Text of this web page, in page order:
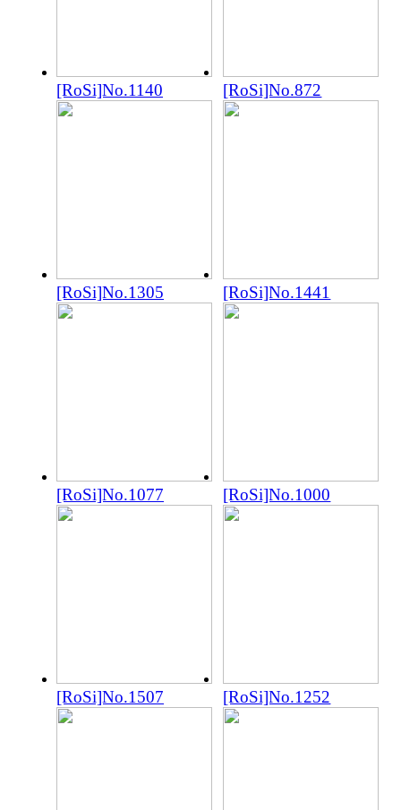
[RoSi]No.1140 [RoSi]No.872
[RoSi]No.1305 [RoSi]No.1441
[RoSi]No.1077 [RoSi]No.1000
[RoSi]No.1507 [RoSi]No.1252